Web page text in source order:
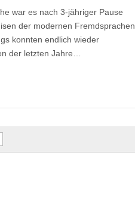
war es nach 3-jähriger Pause
der modernen Fremdsprachen
konnten endlich wieder
der letzten Jahre…